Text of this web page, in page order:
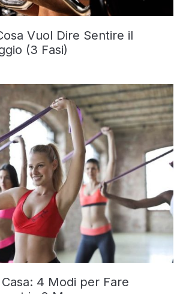
Vuol Dire Sentire il
(3 Fasi)
4 Modi per Fare